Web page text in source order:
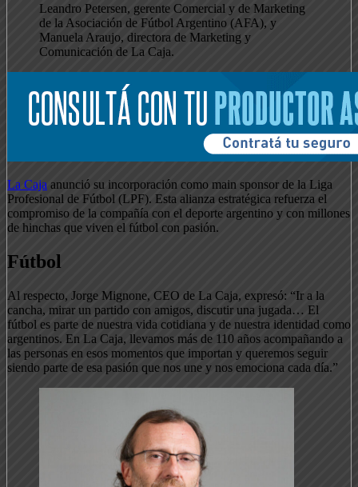
Leandro Petersen, gerente Comercial y de Marketing
de la Asociación de Fútbol Argentino (AFA), y
Manuela Araujo, directora de Marketing y
Comunicación de La Caja.
La Caja anunció su incorporación como main sponsor de la Liga
Profesional de Fútbol (LPF). Esta alianza estratégica refuerza el
compromiso de la compañía con el deporte argentino y con millones
de hinchas que viven el fútbol con pasión.
Fútbol
Al respecto, Jorge Mignone, CEO de La Caja, expresó: “Ir a la
cancha, mirar un partido con amigos, discutir una jugada… El
fútbol es parte de nuestra vida cotidiana y de nuestra identidad como
argentinos. En La Caja, llevamos más de 110 años acompañando a
las personas en esos momentos que importan y queremos seguir
siendo parte de esa pasión que nos une y nos emociona cada día.”